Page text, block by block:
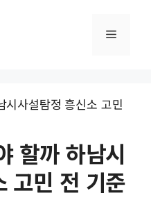
메
할까 하남시
고민 전 기준